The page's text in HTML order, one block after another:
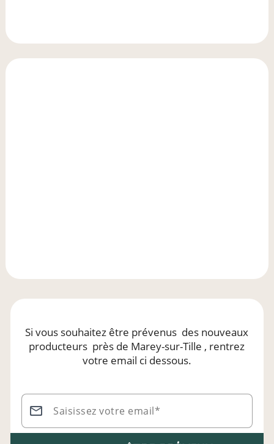
Si vous souhaitez être prévenus des nouveaux
producteurs près de Marey-sur-Tille , rentrez
votre email ci dessous.
Saisissez votre email*